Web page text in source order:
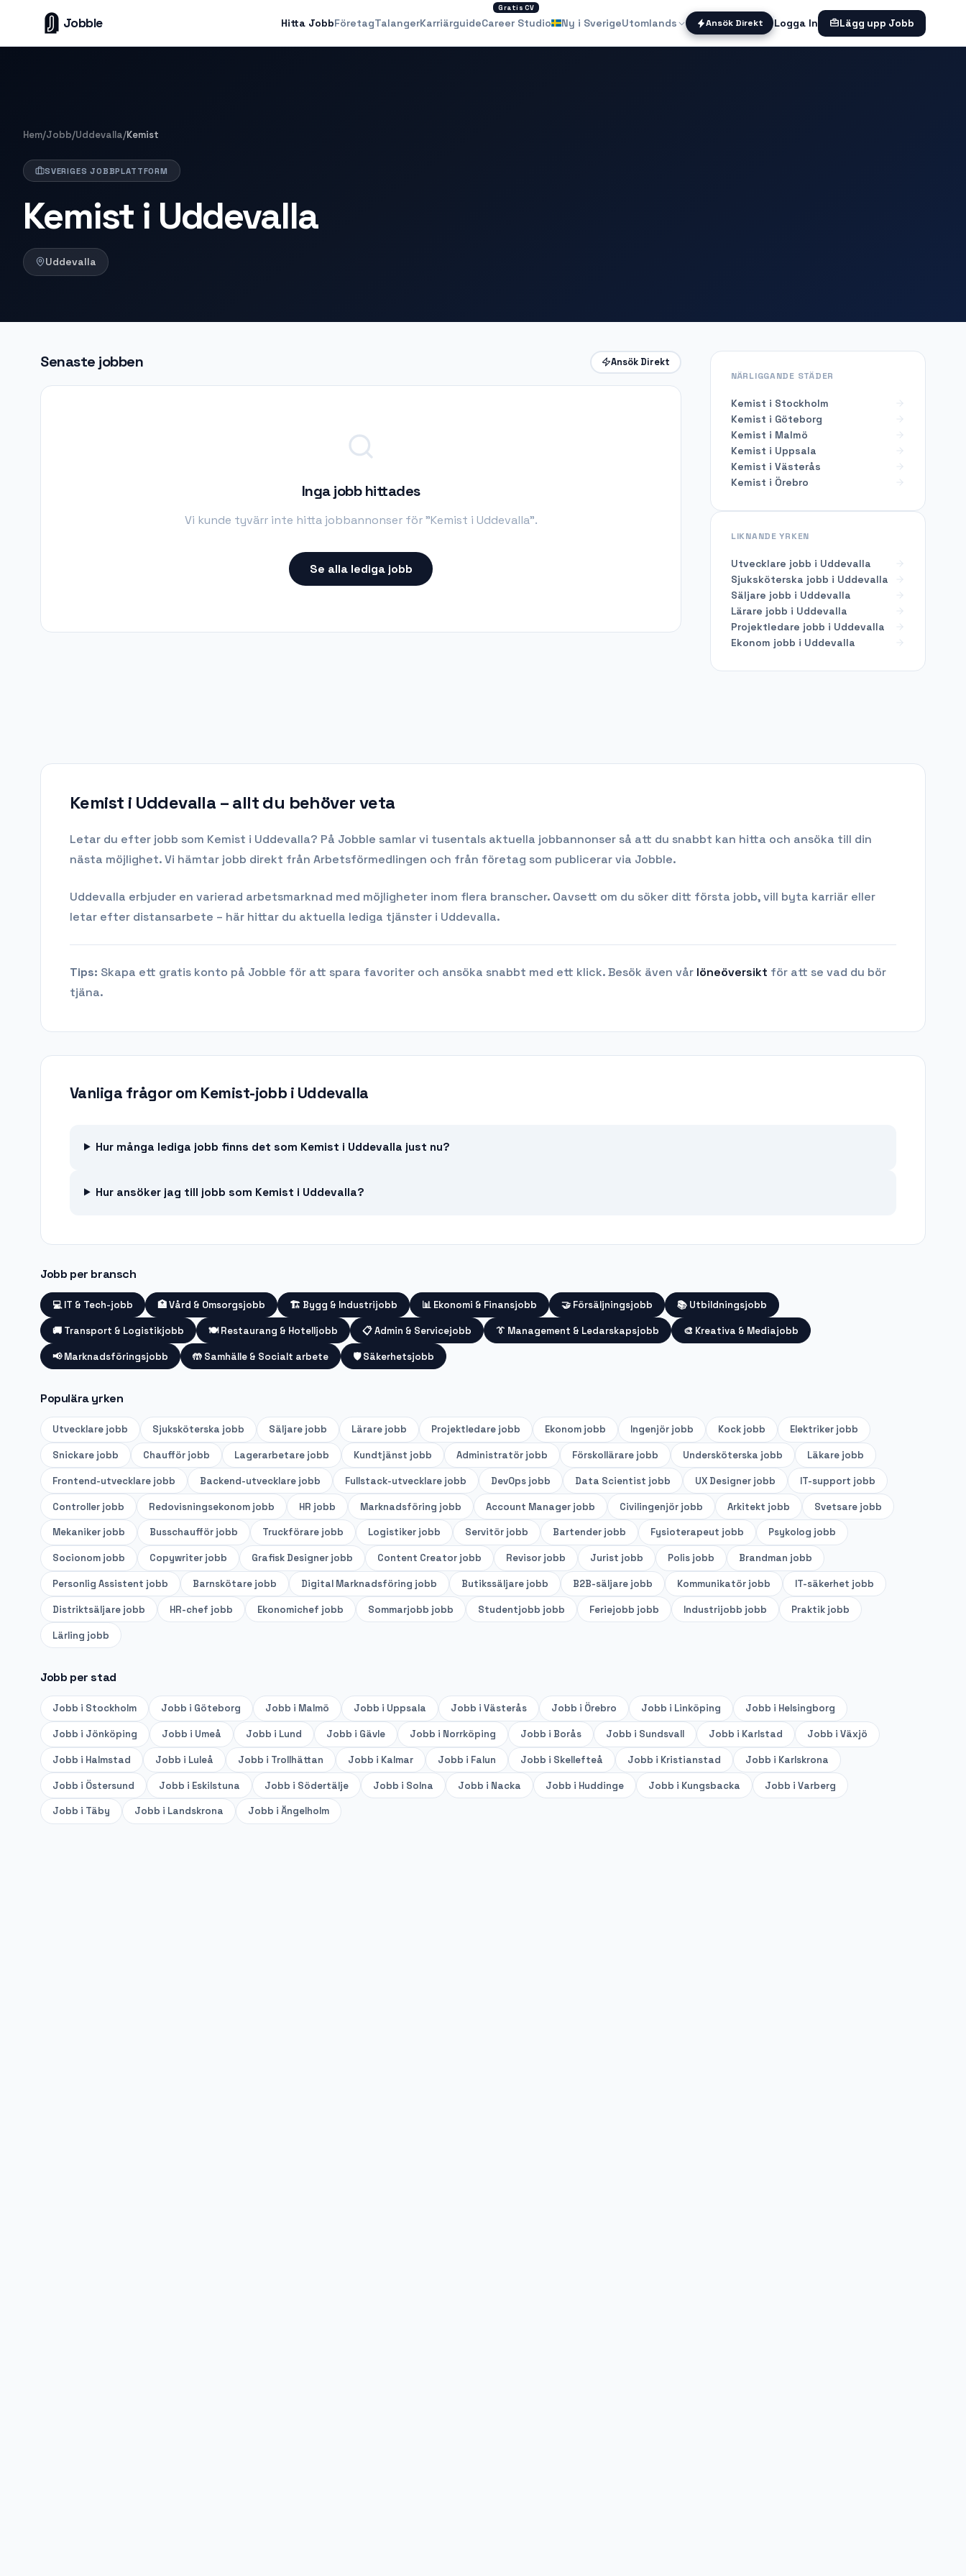
Jobble Hitta JobbFöretagTalangerKarriärguide
Gratis CV
Career Studio Ny i SverigeUtomlands Ansök Direkt Logga In Lägg upp Jobb
Hem/Jobb/Uddevalla/Kemist
SVERIGES JOBBPLATTFORM
Kemist i Uddevalla
Uddevalla
Senaste jobben Ansök Direkt
Inga jobb hittades
Vi kunde tyvärr inte hitta jobbannonser för "Kemist i Uddevalla".
Se alla lediga jobb
NÄRLIGGANDE STÄDER
Kemist i Stockholm
Kemist i Göteborg
Kemist i Malmö
Kemist i Uppsala
Kemist i Västerås
Kemist i Örebro
LIKNANDE YRKEN
Utvecklare jobb i Uddevalla
Sjuksköterska jobb i Uddevalla
Säljare jobb i Uddevalla
Lärare jobb i Uddevalla
Projektledare jobb i Uddevalla
Ekonom jobb i Uddevalla
Kemist i Uddevalla – allt du behöver veta
Letar du efter jobb som Kemist i Uddevalla? På Jobble samlar vi tusentals aktuella jobbannonser så att du snabbt kan hitta och ansöka till din
nästa möjlighet. Vi hämtar jobb direkt från Arbetsförmedlingen och från företag som publicerar via Jobble.
Uddevalla erbjuder en varierad arbetsmarknad med möjligheter inom flera branscher. Oavsett om du söker ditt första jobb, vill byta karriär eller
letar efter distansarbete – här hittar du aktuella lediga tjänster i Uddevalla.
Tips: Skapa ett gratis konto på Jobble för att spara favoriter och ansöka snabbt med ett klick. Besök även vår löneöversikt för att se vad du bör
tjäna.
Vanliga frågor om Kemist-jobb i Uddevalla
Hur många lediga jobb finns det som Kemist i Uddevalla just nu?
Hur ansöker jag till jobb som Kemist i Uddevalla?
Jobb per bransch
💻 IT & Tech-jobb 🏥Vård & Omsorgsjobb 🏗️ Bygg & Industrijobb 📊 Ekonomi & Finansjobb 🤝 Försäljningsjobb 📚 Utbildningsjobb
🚚 Transport & Logistikjobb 🍽️ Restaurang & Hotelljobb 📋Admin & Servicejobb 👔 Management & Ledarskapsjobb 🎨 Kreativa & Mediajobb
📢 Marknadsföringsjobb 🤲 Samhälle & Socialt arbete 🛡️ Säkerhetsjobb
Populära yrken
Utvecklare jobb Sjuksköterska jobb Säljare jobb Lärare jobb Projektledare jobb Ekonom jobb Ingenjör jobb Kock jobb Elektriker jobb
Snickare jobb Chaufför jobb Lagerarbetare jobb Kundtjänst jobb Administratör jobb Förskollärare jobb Undersköterska jobb Läkare jobb
Frontend-utvecklare jobb Backend-utvecklare jobb Fullstack-utvecklare jobb DevOps jobb Data Scientist jobb UX Designer jobb IT-support jobb
Controller jobb Redovisningsekonom jobb HR jobb Marknadsföring jobb Account Manager jobb Civilingenjör jobb Arkitekt jobb Svetsare jobb
Mekaniker jobb Busschaufför jobb Truckförare jobb Logistiker jobb Servitör jobb Bartender jobb Fysioterapeut jobb Psykolog jobb
Socionom jobb Copywriter jobb Grafisk Designer jobb Content Creator jobb Revisor jobb Jurist jobb Polis jobb Brandman jobb
Personlig Assistent jobb Barnskötare jobb Digital Marknadsföring jobb Butikssäljare jobb B2B-säljare jobb Kommunikatör jobb IT-säkerhet jobb
Distriktsäljare jobb HR-chef jobb Ekonomichef jobb Sommarjobb jobb Studentjobb jobb Feriejobb jobb Industrijobb jobb Praktik jobb
Lärling jobb
Jobb per stad
Jobb i Stockholm Jobb i Göteborg Jobb i Malmö Jobb i Uppsala Jobb i Västerås Jobb i Örebro Jobb i Linköping Jobb i Helsingborg
Jobb i Jönköping Jobb i Umeå Jobb i Lund Jobb i Gävle Jobb i Norrköping Jobb i Borås Jobb i Sundsvall Jobb i Karlstad Jobb i Växjö
Jobb i Halmstad Jobb i Luleå Jobb i Trollhättan Jobb i Kalmar Jobb i Falun Jobb i Skellefteå Jobb i Kristianstad Jobb i Karlskrona
Jobb i Östersund Jobb i Eskilstuna Jobb i Södertälje Jobb i Solna Jobb i Nacka Jobb i Huddinge Jobb i Kungsbacka Jobb i Varberg
Jobb i Täby Jobb i Landskrona Jobb i Ängelholm